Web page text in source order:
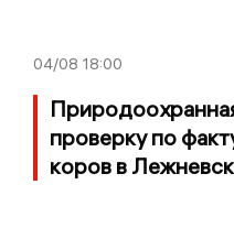
04/08 18:00
проверку по
коров в